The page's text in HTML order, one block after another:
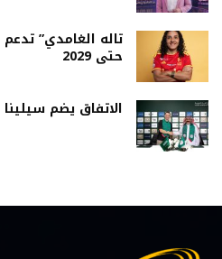
تاله الغامدي”
حتى 2029
الاتفاق يضم سيلينا 3 مواسم